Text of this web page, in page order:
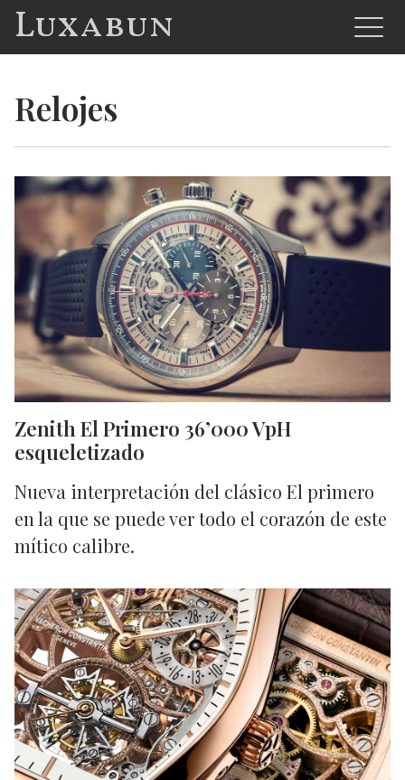
Luxabun
Relojes
Zenith El Primero 36’000 VpH
esqueletizado
Nueva interpretación del clásico El primero
en la que se puede ver todo el corazón de este
mítico calibre.